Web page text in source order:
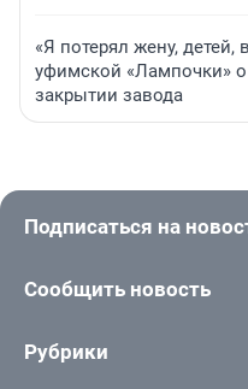
«Я потерял жену, детей,
уфимской «Лампочки» о
закрытии завода
Подписаться на
Сообщить новость
Рубрики